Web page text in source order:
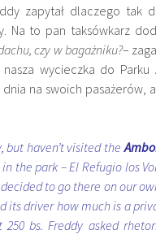
zapytał dlaczego tak
Na to pan taksówkarz
czy w bagażniku?–
wycieczka do
na swoich pasażerów,
but haven’t visited the
park – El Refugio los
to go there on our
its driver how much is a
bs. Freddy asked